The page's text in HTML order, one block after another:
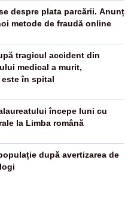
despre plata parcării. Anunț
metode de fraudă online
tragicul accident din
medical a murit,
în spital
începe luni cu
la Limba română
după avertizarea de